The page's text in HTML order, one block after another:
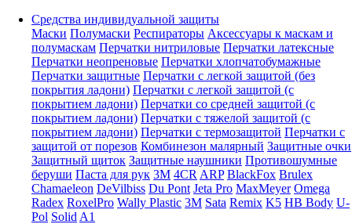
Средства индивидуальной защиты
Маски Полумаски Респираторы Аксессуары к маскам и
полумаскам Перчатки нитриловые Перчатки латексные
Перчатки неопреновые Перчатки хлопчатобумажные
Перчатки защитные Перчатки с легкой защитой (без
покрытия ладони) Перчатки с легкой защитой (с
покрытием ладони) Перчатки со средней защитой (с
покрытием ладони) Перчатки с тяжелой защитой (с
покрытием ладони) Перчатки с термозащитой Перчатки с
защитой от порезов Комбинезон малярный Защитные очки
Защитный щиток Защитные наушники Противошумные
беруши Паста для рук 3M 4CR ARP BlackFox Brulex
Chamaeleon DeVilbiss Du Pont Jeta Pro MaxMeyer Omega
Radex RoxelPro Wally Plastic 3M Sata Remix K5 HB Body U-
Pol Solid A1